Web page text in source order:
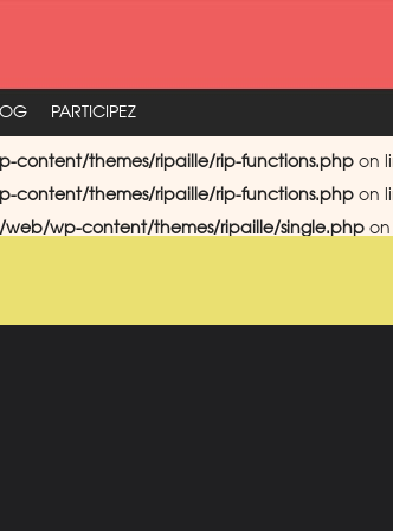
PARTICIPEZ
themes/ripaille/rip-functions.php on
themes/ripaille/rip-functions.php on
wp-content/themes/ripaille/single.php